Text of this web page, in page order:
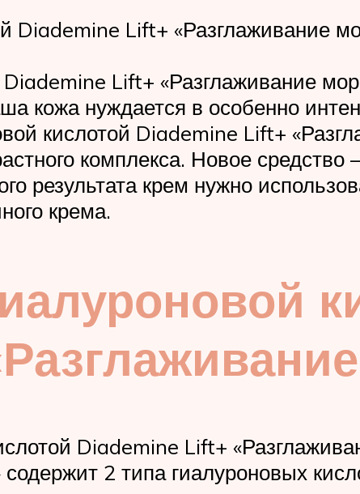
Diademine Lift+ «Разглаживание
Lift+ «Разглаживание
кожа нуждается в особенно
кислотой Diademine Lift+
комплекса. Новое
результата крем нужно
крема.
Diademine Lift+
2 типа гиалуроновых